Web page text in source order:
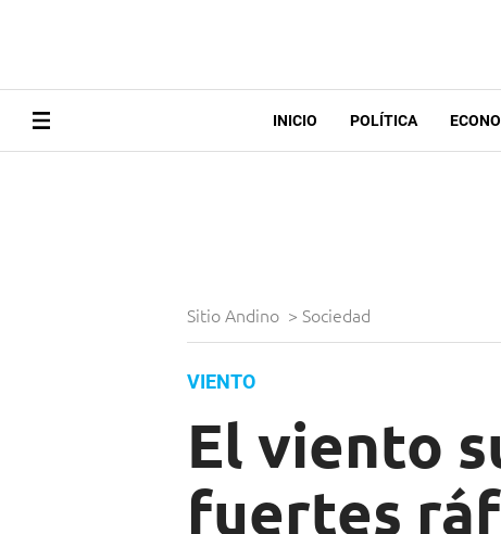
INICIO POLÍTICA
Sitio Andino > Sociedad
VIENTO
El viento
fuertes